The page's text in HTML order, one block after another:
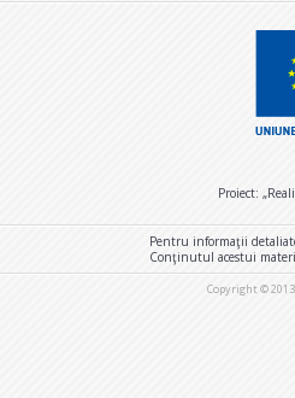
Proiect:
Pentru informaţii
Conţinutul acestui
Copyright ©